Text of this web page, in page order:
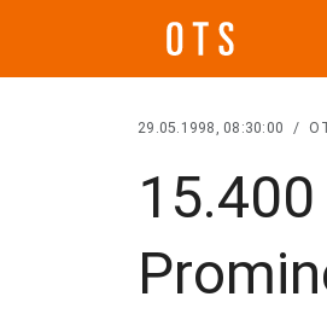
29.05.1998, 08:30:00 /